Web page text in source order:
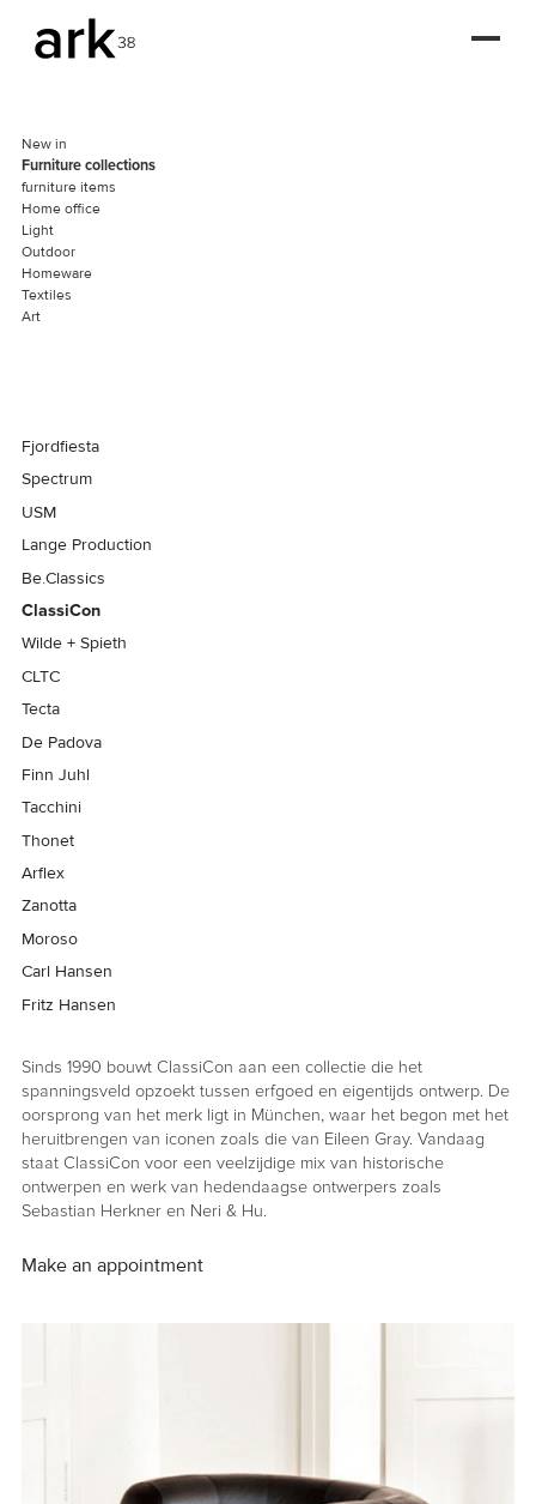
New in
Furniture collections
furniture items
Home office
Light
Outdoor
Homeware
Textiles
Art
Sinds 1990 bouwt ClassiCon aan een collectie die het
spanningsveld opzoekt tussen erfgoed en eigentijds ontwerp. De
oorsprong van het merk ligt in München, waar het begon met het
heruitbrengen van iconen zoals die van Eileen Gray. Vandaag
staat ClassiCon voor een veelzijdige mix van historische
ontwerpen en werk van hedendaagse ontwerpers zoals
Sebastian Herkner en Neri & Hu.
Make an appointment
Fjordfiesta
Spectrum
USM
Lange Production
Be.Classics
ClassiCon
Wilde + Spieth
CLTC
Tecta
De Padova
Finn Juhl
Tacchini
Thonet
Arflex
Zanotta
Moroso
Carl Hansen
Fritz Hansen